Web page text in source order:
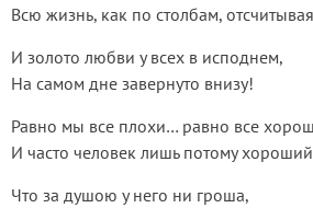
Всю жизнь, как по столбам,
И золото любви у всех в исподнем,
На самом дне завернуто внизу!
Равно мы все плохи… равно все
И часто человек лишь потому
Что за душою у него ни гроша,